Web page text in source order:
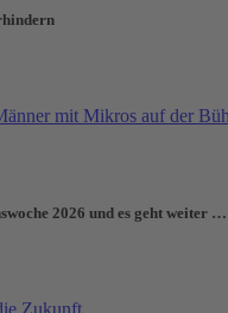
2026 und es geht weiter …